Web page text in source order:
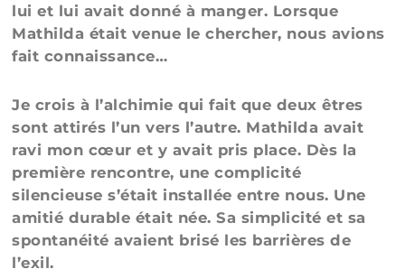
lui et lui avait donné à manger. Lorsque
Mathilda était venue le chercher, nous avions
fait connaissance…
Je crois à l’alchimie qui fait que deux êtres
sont attirés l’un vers l’autre. Mathilda avait
ravi mon cœur et y avait pris place. Dès la
première rencontre, une complicité
silencieuse s’était installée entre nous. Une
amitié durable était née. Sa simplicité et sa
spontanéité avaient brisé les barrières de
l’exil.